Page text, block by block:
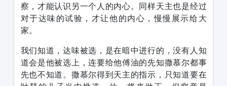
察，才能认识另一个人的内心。同样天主也是经过
对于达味的试验，才让他的内心，慢慢展示给大
家。
我们知道，达味被选，是在暗中进行的，没有人知
道会是他被选上，连要给他傅油的先知撒慕尔都事
先也不知道。撒慕尔得到天主的指示，只知道要在